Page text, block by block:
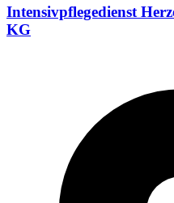
Intensivpflegedienst
KG